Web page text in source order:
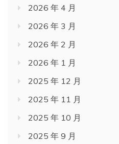
2026 年 4 月
2026 年 3 月
2026 年 2 月
2026 年 1 月
2025 年 12 月
2025 年 11 月
2025 年 10 月
2025 年 9 月